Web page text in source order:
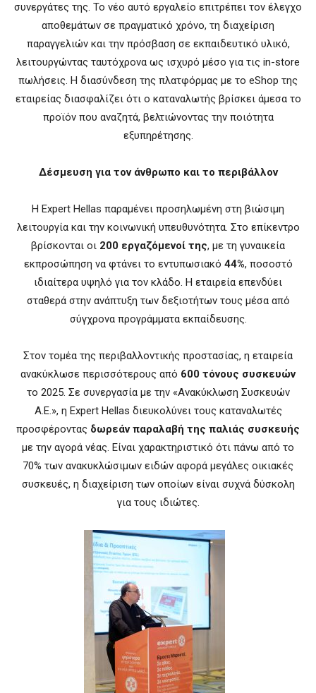
συνεργάτες της. Το νέο αυτό εργαλείο επιτρέπει τον έλεγχο
αποθεμάτων σε πραγματικό χρόνο, τη διαχείριση
παραγγελιών και την πρόσβαση σε εκπαιδευτικό υλικό,
λειτουργώντας ταυτόχρονα ως ισχυρό μέσο για τις in-store
πωλήσεις. Η διασύνδεση της πλατφόρμας με το eShop της
εταιρείας διασφαλίζει ότι ο καταναλωτής βρίσκει άμεσα το
προϊόν που αναζητά, βελτιώνοντας την ποιότητα
εξυπηρέτησης.
Δέσμευση για τον άνθρωπο και το περιβάλλον
Η Expert Hellas παραμένει προσηλωμένη στη βιώσιμη
λειτουργία και την κοινωνική υπευθυνότητα. Στο επίκεντρο
βρίσκονται οι 200 εργαζόμενοί της, με τη γυναικεία
εκπροσώπηση να φτάνει το εντυπωσιακό 44%, ποσοστό
ιδιαίτερα υψηλό για τον κλάδο. Η εταιρεία επενδύει
σταθερά στην ανάπτυξη των δεξιοτήτων τους μέσα από
σύγχρονα προγράμματα εκπαίδευσης.
Στον τομέα της περιβαλλοντικής προστασίας, η εταιρεία
ανακύκλωσε περισσότερους από 600 τόνους συσκευών
το 2025. Σε συνεργασία με την «Ανακύκλωση Συσκευών
Α.Ε.», η Expert Hellas διευκολύνει τους καταναλωτές
προσφέροντας δωρεάν παραλαβή της παλιάς συσκευής
με την αγορά νέας. Είναι χαρακτηριστικό ότι πάνω από το
70% των ανακυκλώσιμων ειδών αφορά μεγάλες οικιακές
συσκευές, η διαχείριση των οποίων είναι συχνά δύσκολη
για τους ιδιώτες.